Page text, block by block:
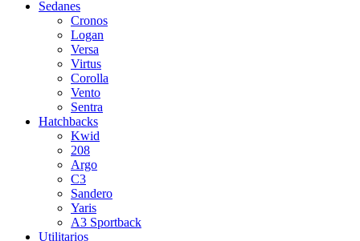
Sedanes
Cronos
Logan
Versa
Virtus
Corolla
Vento
Sentra
Hatchbacks
Kwid
208
Argo
C3
Sandero
Yaris
A3 Sportback
Utilitarios